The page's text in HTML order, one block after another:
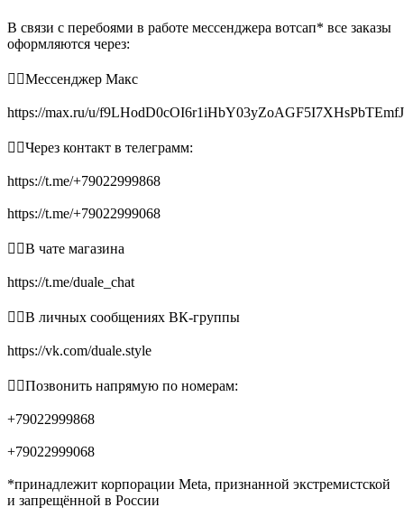
В связи с перебоями в работе мессенджера вотсап* все заказы
оформляются через:
👉🏻Мессенджер Макс
https://max.ru/u/
👉🏻Через контакт в телеграмм:
https://t.me/+79022999868
https://t.me/+79022999068
👉🏻В чате магазина
https://t.me/duale_chat
👉🏻В личных сообщениях ВК-группы
https://vk.com/duale.style
👉🏻Позвонить напрямую по номерам:
+79022999868
+79022999068
*принадлежит корпорации Meta, признанной экстремистской
и запрещённой в России